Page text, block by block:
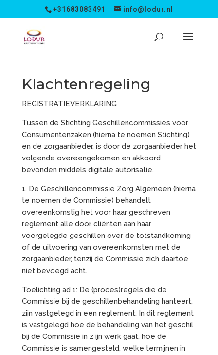
+31683083491 info@lodur.nl
Klachtenregeling
REGISTRATIEVERKLARING
Tussen de Stichting Geschillencommissies voor
Consumentenzaken (hierna te noemen Stichting)
en de zorgaanbieder, is door de zorgaanbieder het
volgende overeengekomen en akkoord
bevonden middels digitale autorisatie.
1. De Geschillencommissie Zorg Algemeen (hierna
te noemen de Commissie) behandelt
overeenkomstig het voor haar geschreven
reglement alle door cliënten aan haar
voorgelegde geschillen over de totstandkoming
of de uitvoering van overeenkomsten met de
zorgaanbieder, tenzij de Commissie zich daartoe
niet bevoegd acht.
Toelichting ad 1: De (proces)regels die de
Commissie bij de geschillenbehandeling hanteert,
zijn vastgelegd in een reglement. In dit reglement
is vastgelegd hoe de behandeling van het geschil
bij de Commissie in z ijn werk gaat, hoe de
Commissie is samengesteld, welke termijnen in